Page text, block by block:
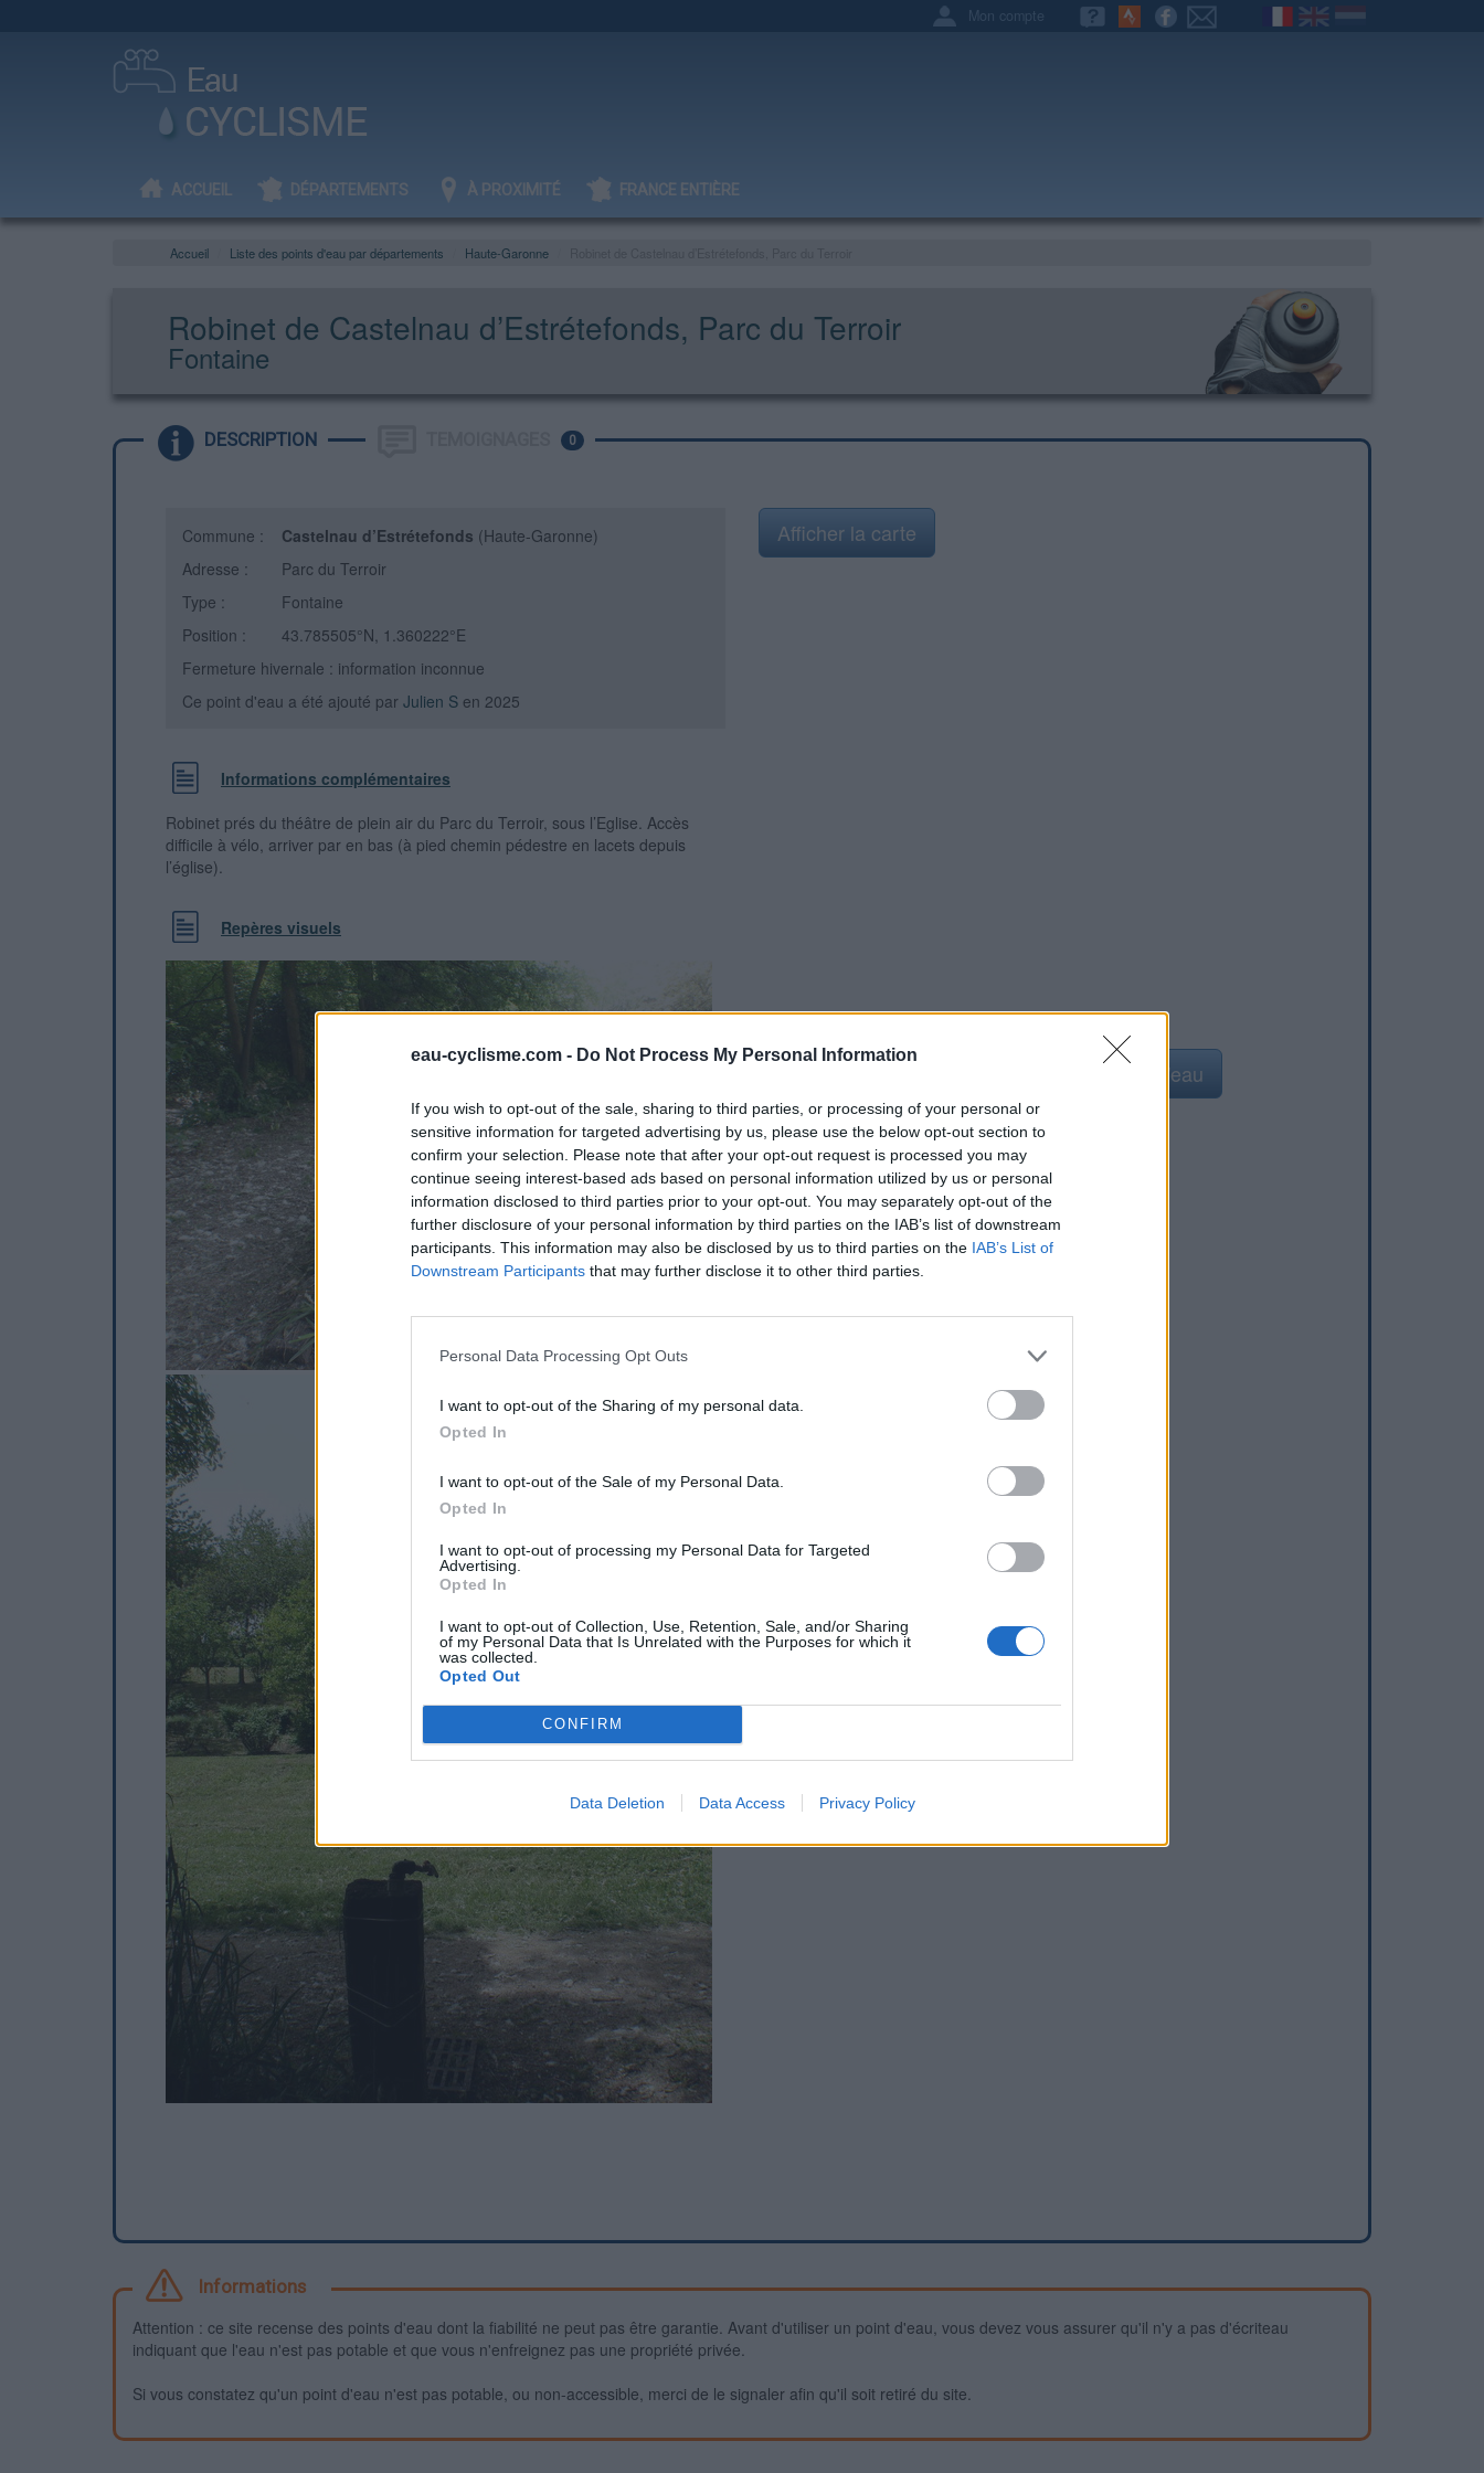
eau-cyclisme.com - Do Not Process My Personal Information
If you wish to opt-out of the sale, sharing to third parties, or processing of your personal or
sensitive information for targeted advertising by us, please use the below opt-out section to
confirm your selection. Please note that after your opt-out request is processed you may
continue seeing interest-based ads based on personal information utilized by us or personal
information disclosed to third parties prior to your opt-out. You may separately opt-out of the
further disclosure of your personal information by third parties on the IAB’s list of downstream
participants. This information may also be disclosed by us to third parties on the IAB’s List of
Downstream Participants that may further disclose it to other third parties.
Personal Data Processing Opt Outs
I want to opt-out of the Sharing of my personal data.
Opted In
I want to opt-out of the Sale of my Personal Data.
Opted In
I want to opt-out of processing my Personal Data for Targeted
Advertising.
Opted In
I want to opt-out of Collection, Use, Retention, Sale, and/or Sharing
of my Personal Data that Is Unrelated with the Purposes for which it
was collected.
Opted Out
CONFIRM
Data Deletion Data Access Privacy Policy
Mon compte
ACCUEIL DÉPARTEMENTS À PROXIMITÉ FRANCE ENTIÈRE
Accueil Liste des points d'eau par départements Haute-Garonne
Robinet de Castelnau d’Estrétefonds, Parc du Terroir
Fontaine
DESCRIPTION 0
Commune : Castelnau d’Estrétefonds (Haute-Garonne)
Adresse :
Parc du Terroir
Type :
Fontaine
Position :
43.785505°N, 1.360222°E
Fermeture hivernale : information inconnue
Ce point d'eau a été ajouté par Julien S en 2025
Informations complémentaires
Robinet prés du théâtre de plein air du Parc du Terroir, sous l’Eglise. Accès
difficile à vélo, arriver par en bas (à pied chemin pédestre en lacets depuis
l’église).
Repères visuels
Afficher la carte
Ajouter un point d'eau
Informations
Attention : ce site recense des points d'eau dont la fiabilité ne peut pas être garantie. Avant d'utiliser un point d'eau, vous devez vous assurer qu'il n'y a pas d'écriteau
indiquant que l'eau n'est pas potable et que vous n'enfreignez pas une propriété privée.
Si vous constatez qu'un point d'eau n'est pas potable, ou non-accessible, merci de le signaler afin qu'il soit retiré du site.